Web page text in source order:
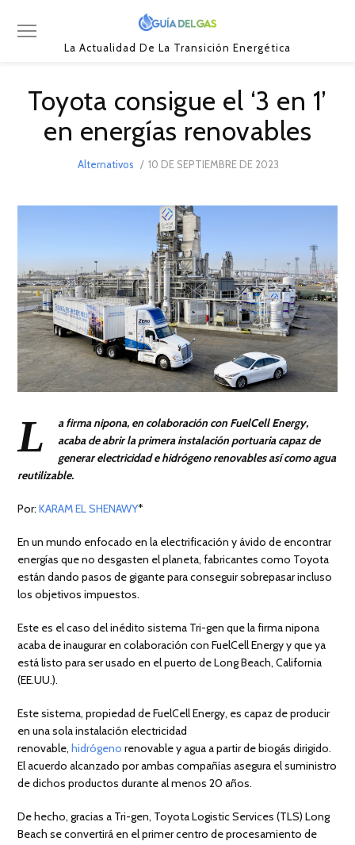
La Actualidad De La Transición Energética
Toyota consigue el ‘3 en 1’
en energías renovables
Alternativos
POSTED
10 DE SEPTIEMBRE DE 2023
L
a firma nipona, en colaboración con FuelCell Energy,
acaba de abrir la primera instalación portuaria capaz de
generar electricidad e hidrógeno renovables así como agua
reutilizable.
Por:KARAM EL SHENAWY*
En un mundo enfocado en la electrificación y ávido de encontrar
energías que no desgasten el planeta, fabricantes como Toyota
están dando pasos de gigante para conseguir sobrepasar incluso
los objetivos impuestos.
Este es el caso del inédito sistema Tri-gen que la firma nipona
acaba de inaugurar en colaboración con FuelCell Energy y que ya
está listo para ser usado en el puerto de Long Beach, California
(EE.UU.).
Este sistema, propiedad de FuelCell Energy, es capaz de producir
en una sola instalación electricidad
renovable,hidrógeno renovable y agua a partir de biogás dirigido.
El acuerdo alcanzado por ambas compañías asegura el suministro
de dichos productos durante al menos 20 años.
De hecho, gracias a Tri-gen, Toyota Logistic Services (TLS) Long
Beach se convertirá en el primer centro de procesamiento de